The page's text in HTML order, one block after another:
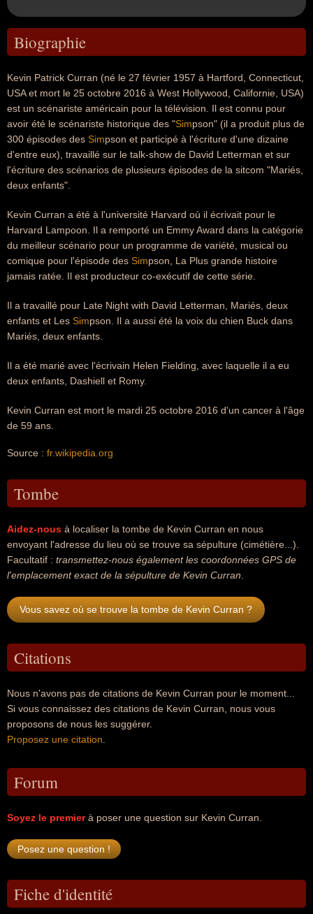
Biographie
Kevin Patrick Curran (né le 27 février 1957 à Hartford, Connecticut,
USA et mort le 25 octobre 2016 à West Hollywood, Californie, USA)
est un scénariste américain pour la télévision. Il est connu pour
avoir été le scénariste historique des "Simpson" (il a produit plus de
300 épisodes des Simpson et participé à l'écriture d'une dizaine
d'entre eux), travaillé sur le talk-show de David Letterman et sur
l'écriture des scénarios de plusieurs épisodes de la sitcom "Mariés,
deux enfants".
Kevin Curran a été à l'université Harvard où il écrivait pour le
Harvard Lampoon. Il a remporté un Emmy Award dans la catégorie
du meilleur scénario pour un programme de variété, musical ou
comique pour l'épisode des Simpson, La Plus grande histoire
jamais ratée. Il est producteur co-exécutif de cette série.
Il a travaillé pour Late Night with David Letterman, Mariés, deux
enfants et Les Simpson. Il a aussi été la voix du chien Buck dans
Mariés, deux enfants.
Il a été marié avec l'écrivain Helen Fielding, avec laquelle il a eu
deux enfants, Dashiell et Romy.
Kevin Curran est mort le mardi 25 octobre 2016 d'un cancer à l'âge
de 59 ans.
Source : fr.wikipedia.org
Tombe
Aidez-nous à localiser la tombe de Kevin Curran en nous
envoyant l'adresse du lieu où se trouve sa sépulture (cimétière...).
Facultatif : transmettez-nous également les coordonnées GPS de
l'emplacement exact de la sépulture de Kevin Curran
Vous savez où se trouve la tombe de Kevin Curran ?
Citations
Nous n'avons pas de citations de Kevin Curran pour le moment...
Si vous connaissez des citations de Kevin Curran, nous vous
proposons de nous les suggérer.
Proposez une citation
Forum
Soyez le premierà poser une question sur Kevin Curran.
Fiche d'identité